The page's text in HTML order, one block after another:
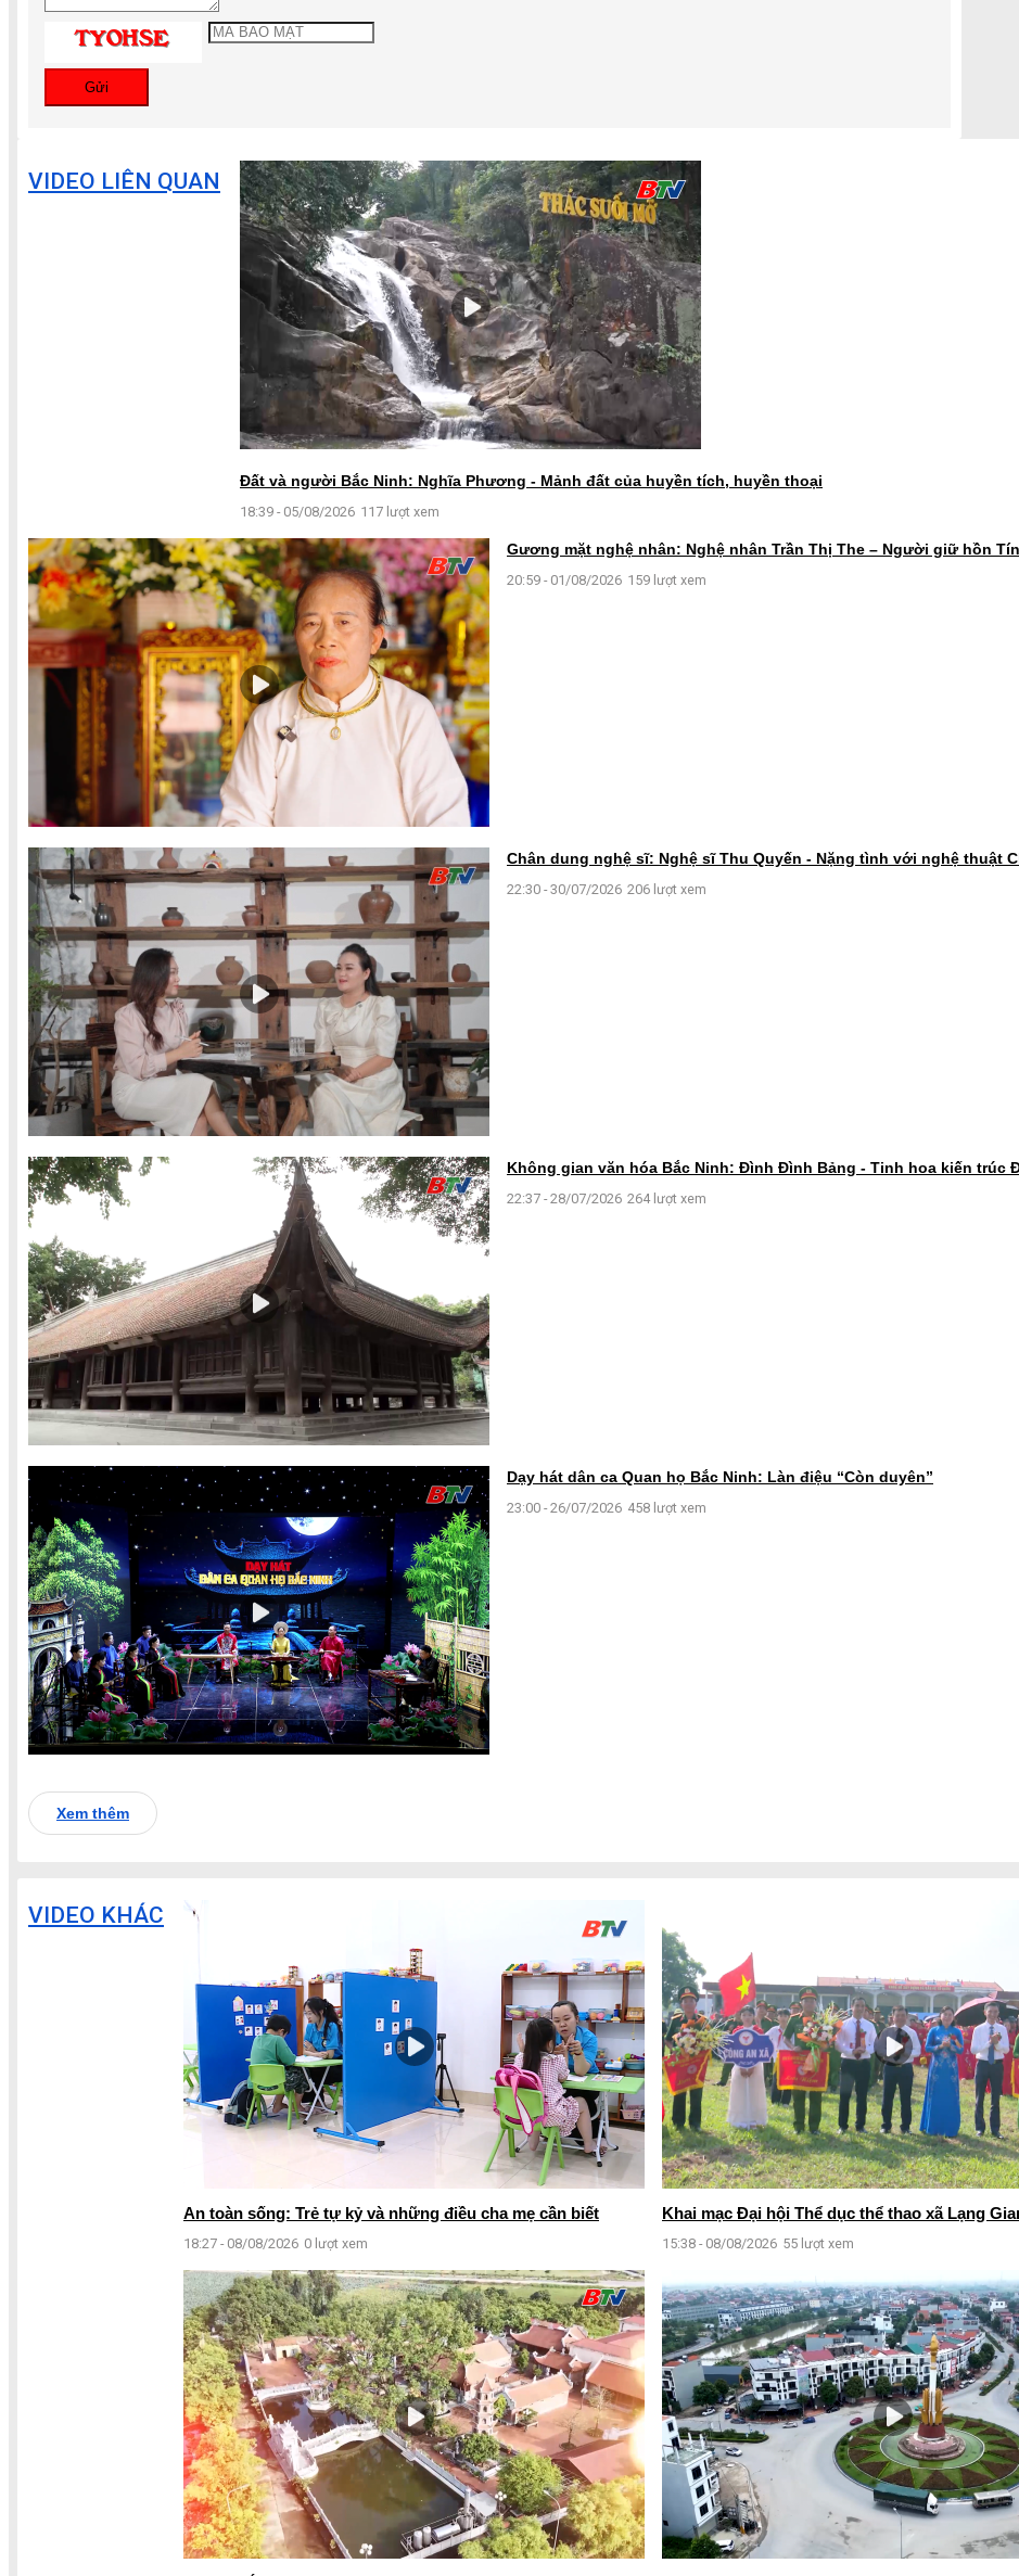
Gửi
VIDEO LIÊN QUAN
Đất và người Bắc Ninh: Nghĩa Phương - Mảnh đất của huyền tích, huyền thoại
18:39 - 05/08/2026 117 lượt xem
Gương mặt nghệ nhân: Nghệ nhân Trần Thị The – Người giữ hồn
20:59 - 01/08/2026 159 lượt xem
Chân dung nghệ sĩ: Nghệ sĩ Thu Quyến - Nặng tình với nghệ thuật
22:30 - 30/07/2026 206 lượt xem
Không gian văn hóa Bắc Ninh: Đình Đình Bảng - Tinh hoa kiến trúc
22:37 - 28/07/2026 264 lượt xem
Dạy hát dân ca Quan họ Bắc Ninh: Làn điệu “Còn duyên”
23:00 - 26/07/2026 458 lượt xem
Xem thêm
VIDEO KHÁC
An toàn sống: Trẻ tự kỷ và những điều cha mẹ cần biết
18:27 - 08/08/2026 0 lượt xem
Khai mạc Đại hội Thể dục thể thao xã Lạng
15:38 - 08/08/2026 55 lượt xem